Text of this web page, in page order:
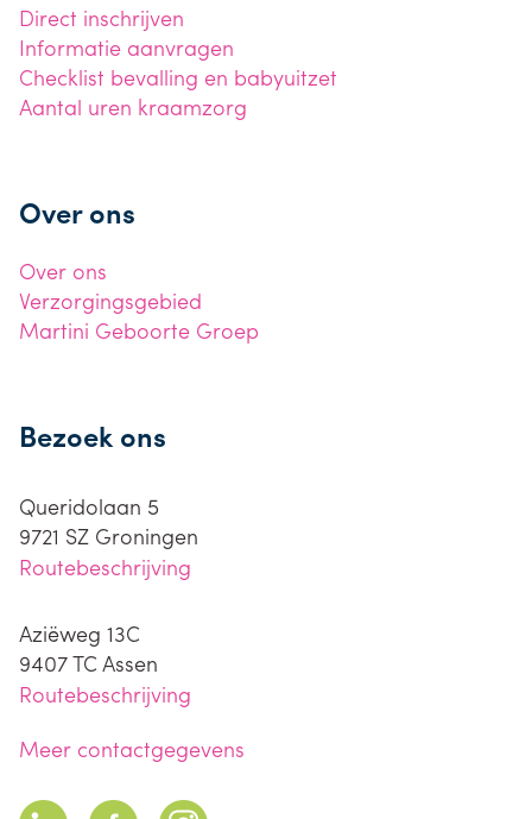
Direct inschrijven
Informatie aanvragen
Checklist bevalling en babyuitzet
Aantal uren kraamzorg
Over ons
Over ons
Verzorgingsgebied
Martini Geboorte Groep
Bezoek ons
Queridolaan 5
9721 SZ Groningen
Routebeschrijving
Aziëweg 13C
9407 TC Assen
Routebeschrijving
Meer contactgegevens